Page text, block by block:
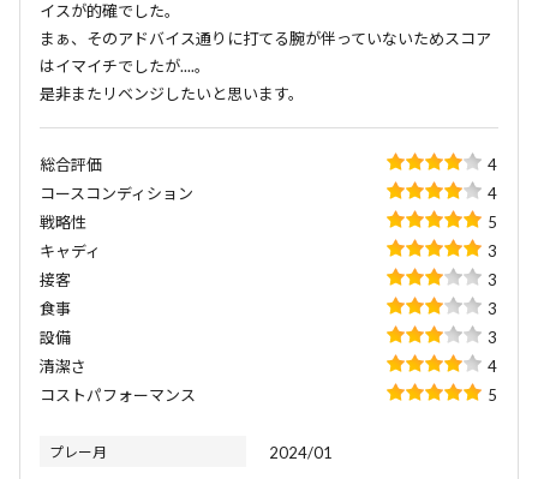
イスが的確でした。
まぁ、そのアドバイス通りに打てる腕が伴っていないためスコア
はイマイチでしたが....。
是非またリベンジしたいと思います。
総合評価
4
コースコンディション
4
戦略性
5
キャディ
3
接客
3
食事
3
設備
3
清潔さ
4
コストパフォーマンス
5
プレー月 2024/01